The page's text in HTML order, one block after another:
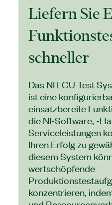
Liefern Sie
schneller
Das NI ECU Test
ist eine
einsatzbereite
die NI-Software, -
Serviceleistungen
Ihren Erfolg zu
diesem System
wertschöpfende
konzentrieren,